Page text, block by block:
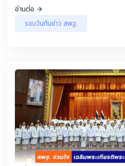
นักเรียนอยุธยาปลอดภัยและห่างไกล
อ่านต่อ
รอบวันทันข่าว สพฐ.